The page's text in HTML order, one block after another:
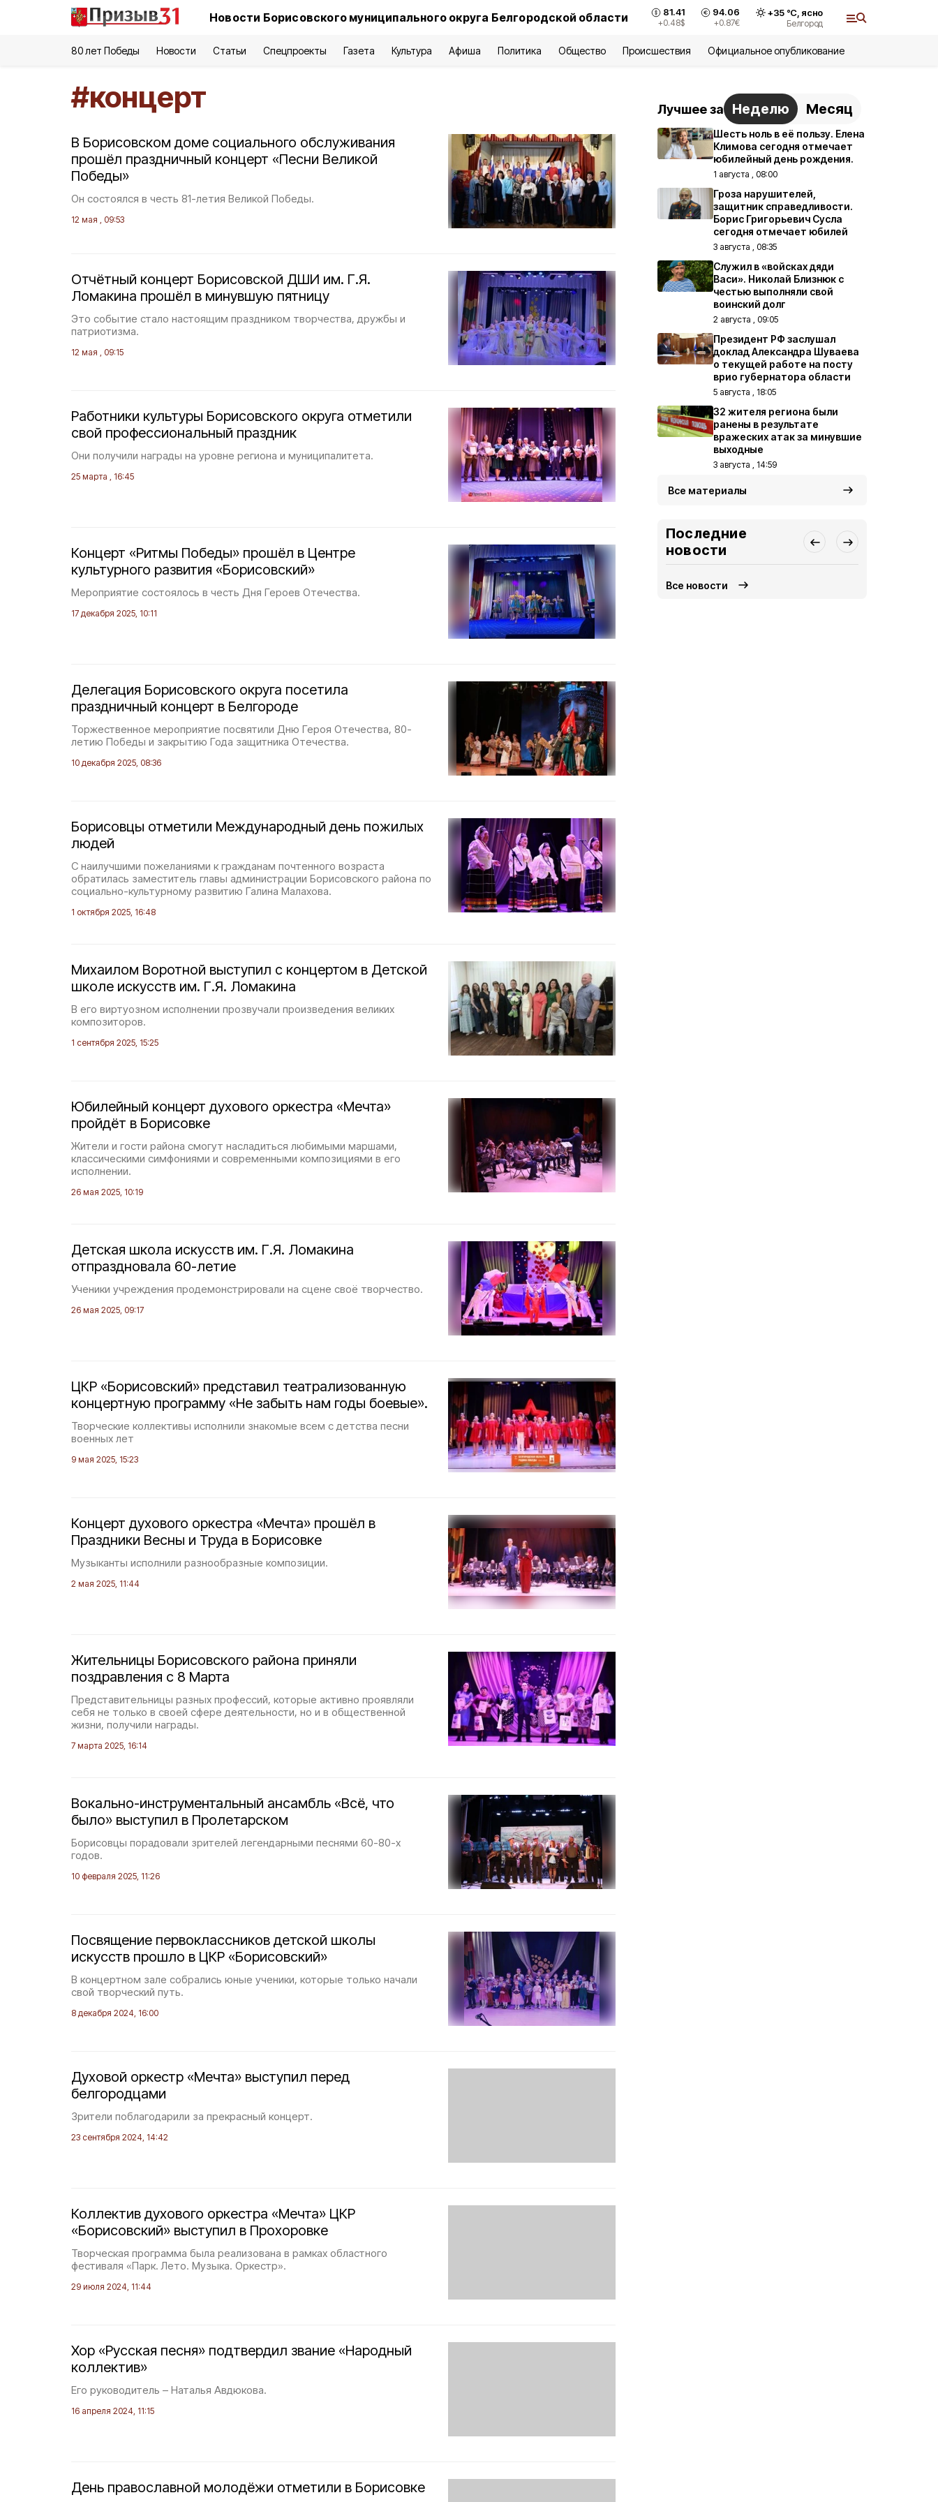
Новости Борисовского муниципального округа Белгородской области 81.41
+0.48$
94.06
+0.87€
+35°С, ясно
Белгород
80 лет Победы Новости Статьи Спецпроекты Газета Культура Афиша Политика Общество Происшествия Официальное опубликование
#концерт
В Борисовском доме социального обслуживания
прошёл праздничный концерт «Песни Великой
Победы»
Он состоялся в честь 81-летия Великой Победы.
12 мая , 09:53
Отчётный концерт Борисовской ДШИ им. Г.Я.
Ломакина прошёл в минувшую пятницу
Это событие стало настоящим праздником творчества, дружбы и
патриотизма.
12 мая , 09:15
Работники культуры Борисовского округа отметили
свой профессиональный праздник
Они получили награды на уровне региона и муниципалитета.
25 марта , 16:45
Концерт «Ритмы Победы» прошёл в Центре
культурного развития «Борисовский»
Мероприятие состоялось в честь Дня Героев Отечества.
17 декабря 2025, 10:11
Делегация Борисовского округа посетила
праздничный концерт в Белгороде
Торжественное мероприятие посвятили Дню Героя Отечества, 80-
летию Победы и закрытию Года защитника Отечества.
10 декабря 2025, 08:36
Борисовцы отметили Международный день пожилых
людей
С наилучшими пожеланиями к гражданам почтенного возраста
обратилась заместитель главы администрации Борисовского района по
социально-культурному развитию Галина Малахова.
1 октября 2025, 16:48
Михаилом Воротной выступил с концертом в Детской
школе искусств им. Г.Я. Ломакина
В его виртуозном исполнении прозвучали произведения великих
композиторов.
1 сентября 2025, 15:25
Юбилейный концерт духового оркестра «Мечта»
пройдёт в Борисовке
Жители и гости района смогут насладиться любимыми маршами,
классическими симфониями и современными композициями в его
исполнении.
26 мая 2025, 10:19
Детская школа искусств им. Г.Я. Ломакина
отпраздновала 60-летие
Ученики учреждения продемонстрировали на сцене своё творчество.
26 мая 2025, 09:17
ЦКР «Борисовский» представил театрализованную
концертную программу «Не забыть нам годы боевые».
Творческие коллективы исполнили знакомые всем с детства песни
военных лет
9 мая 2025, 15:23
Концерт духового оркестра «Мечта» прошёл в
Праздники Весны и Труда в Борисовке
Музыканты исполнили разнообразные композиции.
2 мая 2025, 11:44
Жительницы Борисовского района приняли
поздравления с 8 Марта
Представительницы разных профессий, которые активно проявляли
себя не только в своей сфере деятельности, но и в общественной
жизни, получили награды.
7 марта 2025, 16:14
Вокально-инструментальный ансамбль «Всё, что
было» выступил в Пролетарском
Борисовцы порадовали зрителей легендарными песнями 60-80-х
годов.
10 февраля 2025, 11:26
Посвящение первоклассников детской школы
искусств прошло в ЦКР «Борисовский»
В концертном зале собрались юные ученики, которые только начали
свой творческий путь.
8 декабря 2024, 16:00
Духовой оркестр «Мечта» выступил перед
белгородцами
Зрители поблагодарили за прекрасный концерт.
23 сентября 2024, 14:42
Коллектив духового оркестра «Мечта» ЦКР
«Борисовский» выступил в Прохоровке
Творческая программа была реализована в рамках областного
фестиваля «Парк. Лето. Музыка. Оркестр».
29 июля 2024, 11:44
Хор «Русская песня» подтвердил звание «Народный
коллектив»
Его руководитель – Наталья Авдюкова.
16 апреля 2024, 11:15
День православной молодёжи отметили в Борисовке
Лучшее за Неделю Месяц
Шесть ноль в её пользу. Елена
Климова сегодня отмечает
юбилейный день рождения.
1 августа , 08:00
Гроза нарушителей,
защитник справедливости.
Борис Григорьевич Сусла
сегодня отмечает юбилей
3 августа , 08:35
Служил в «войсках дяди
Васи». Николай Близнюк с
честью выполняли свой
воинский долг
2 августа , 09:05
Президент РФ заслушал
доклад Александра Шуваева
о текущей работе на посту
врио губернатора области
5 августа , 18:05
32 жителя региона были
ранены в результате
вражеских атак за минувшие
выходные
3 августа , 14:59
Все материалы
Последние
новости
Все новости